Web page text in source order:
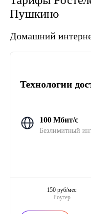
Пушкино
Домашний
Технологии
100 Мбит/с
Безлимитный
Роутер
150 руб/мес